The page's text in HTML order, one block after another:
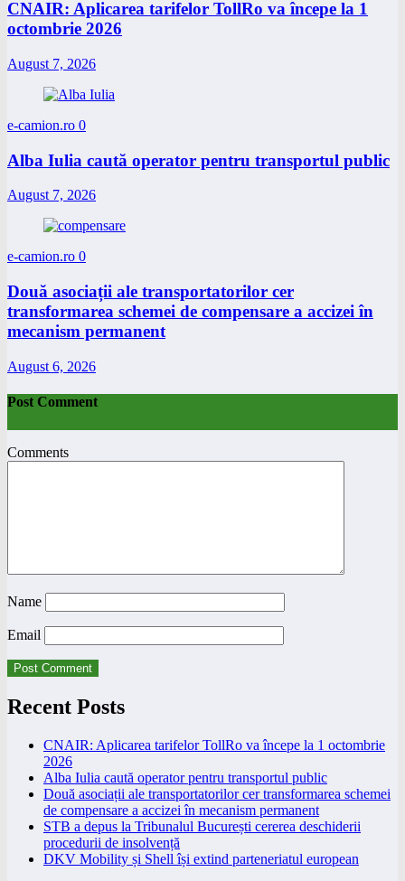
CNAIR: Aplicarea tarifelor TollRo va începe la 1
octombrie 2026
August 7, 2026
e-camion.ro 0
Alba Iulia caută operator pentru transportul public
August 7, 2026
e-camion.ro 0
Două asociații ale transportatorilor cer
transformarea schemei de compensare a accizei în
mecanism permanent
August 6, 2026
Post Comment
Comments
Name
Email
Recent Posts
CNAIR: Aplicarea tarifelor TollRo va începe la 1 octombrie
2026
Alba Iulia caută operator pentru transportul public
Două asociații ale transportatorilor cer transformarea schemei
de compensare a accizei în mecanism permanent
STB a depus la Tribunalul București cererea deschiderii
procedurii de insolvență
DKV Mobility și Shell își extind parteneriatul european